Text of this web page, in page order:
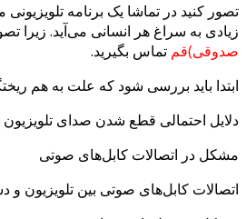
تصور کنید در تماشا یک برنامه
زیادی به سراغ هر انسانی می‌آید. زیرا
صدوقی)قم تماس بگیرید.
ابتدا باید بررسی شود که علت به هم
دلایل احتمالی قطع شدن صدای
مشکل در اتصالات کابل‌های صوتی
اتصالات کابل‌های صوتی بین تلویزیون و